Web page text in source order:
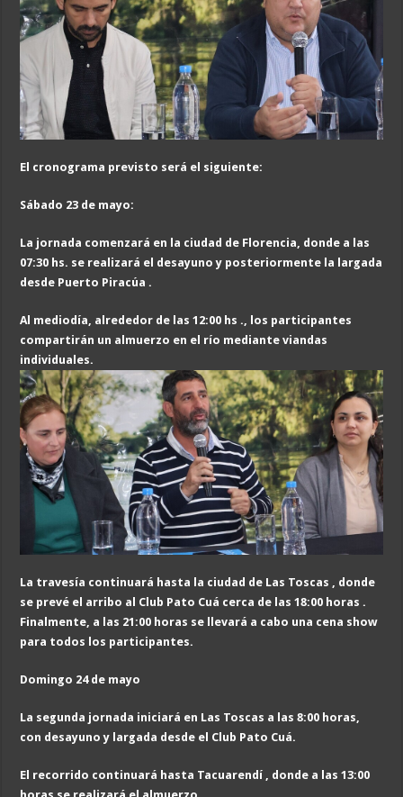
El cronograma previsto será el siguiente:
Sábado 23 de mayo:
La jornada comenzará en la ciudad de Florencia, donde a las
07:30 hs. se realizará el desayuno y posteriormente la largada
desde Puerto Piracúa .
Al mediodía, alrededor de las 12:00 hs ., los participantes
compartirán un almuerzo en el río mediante viandas
individuales.
La travesía continuará hasta la ciudad de Las Toscas , donde
se prevé el arribo al Club Pato Cuá cerca de las 18:00 horas .
Finalmente, a las 21:00 horas se llevará a cabo una cena show
para todos los participantes.
Domingo 24 de mayo
La segunda jornada iniciará en Las Toscas a las 8:00 horas,
con desayuno y largada desde el Club Pato Cuá.
El recorrido continuará hasta Tacuarendí , donde a las 13:00